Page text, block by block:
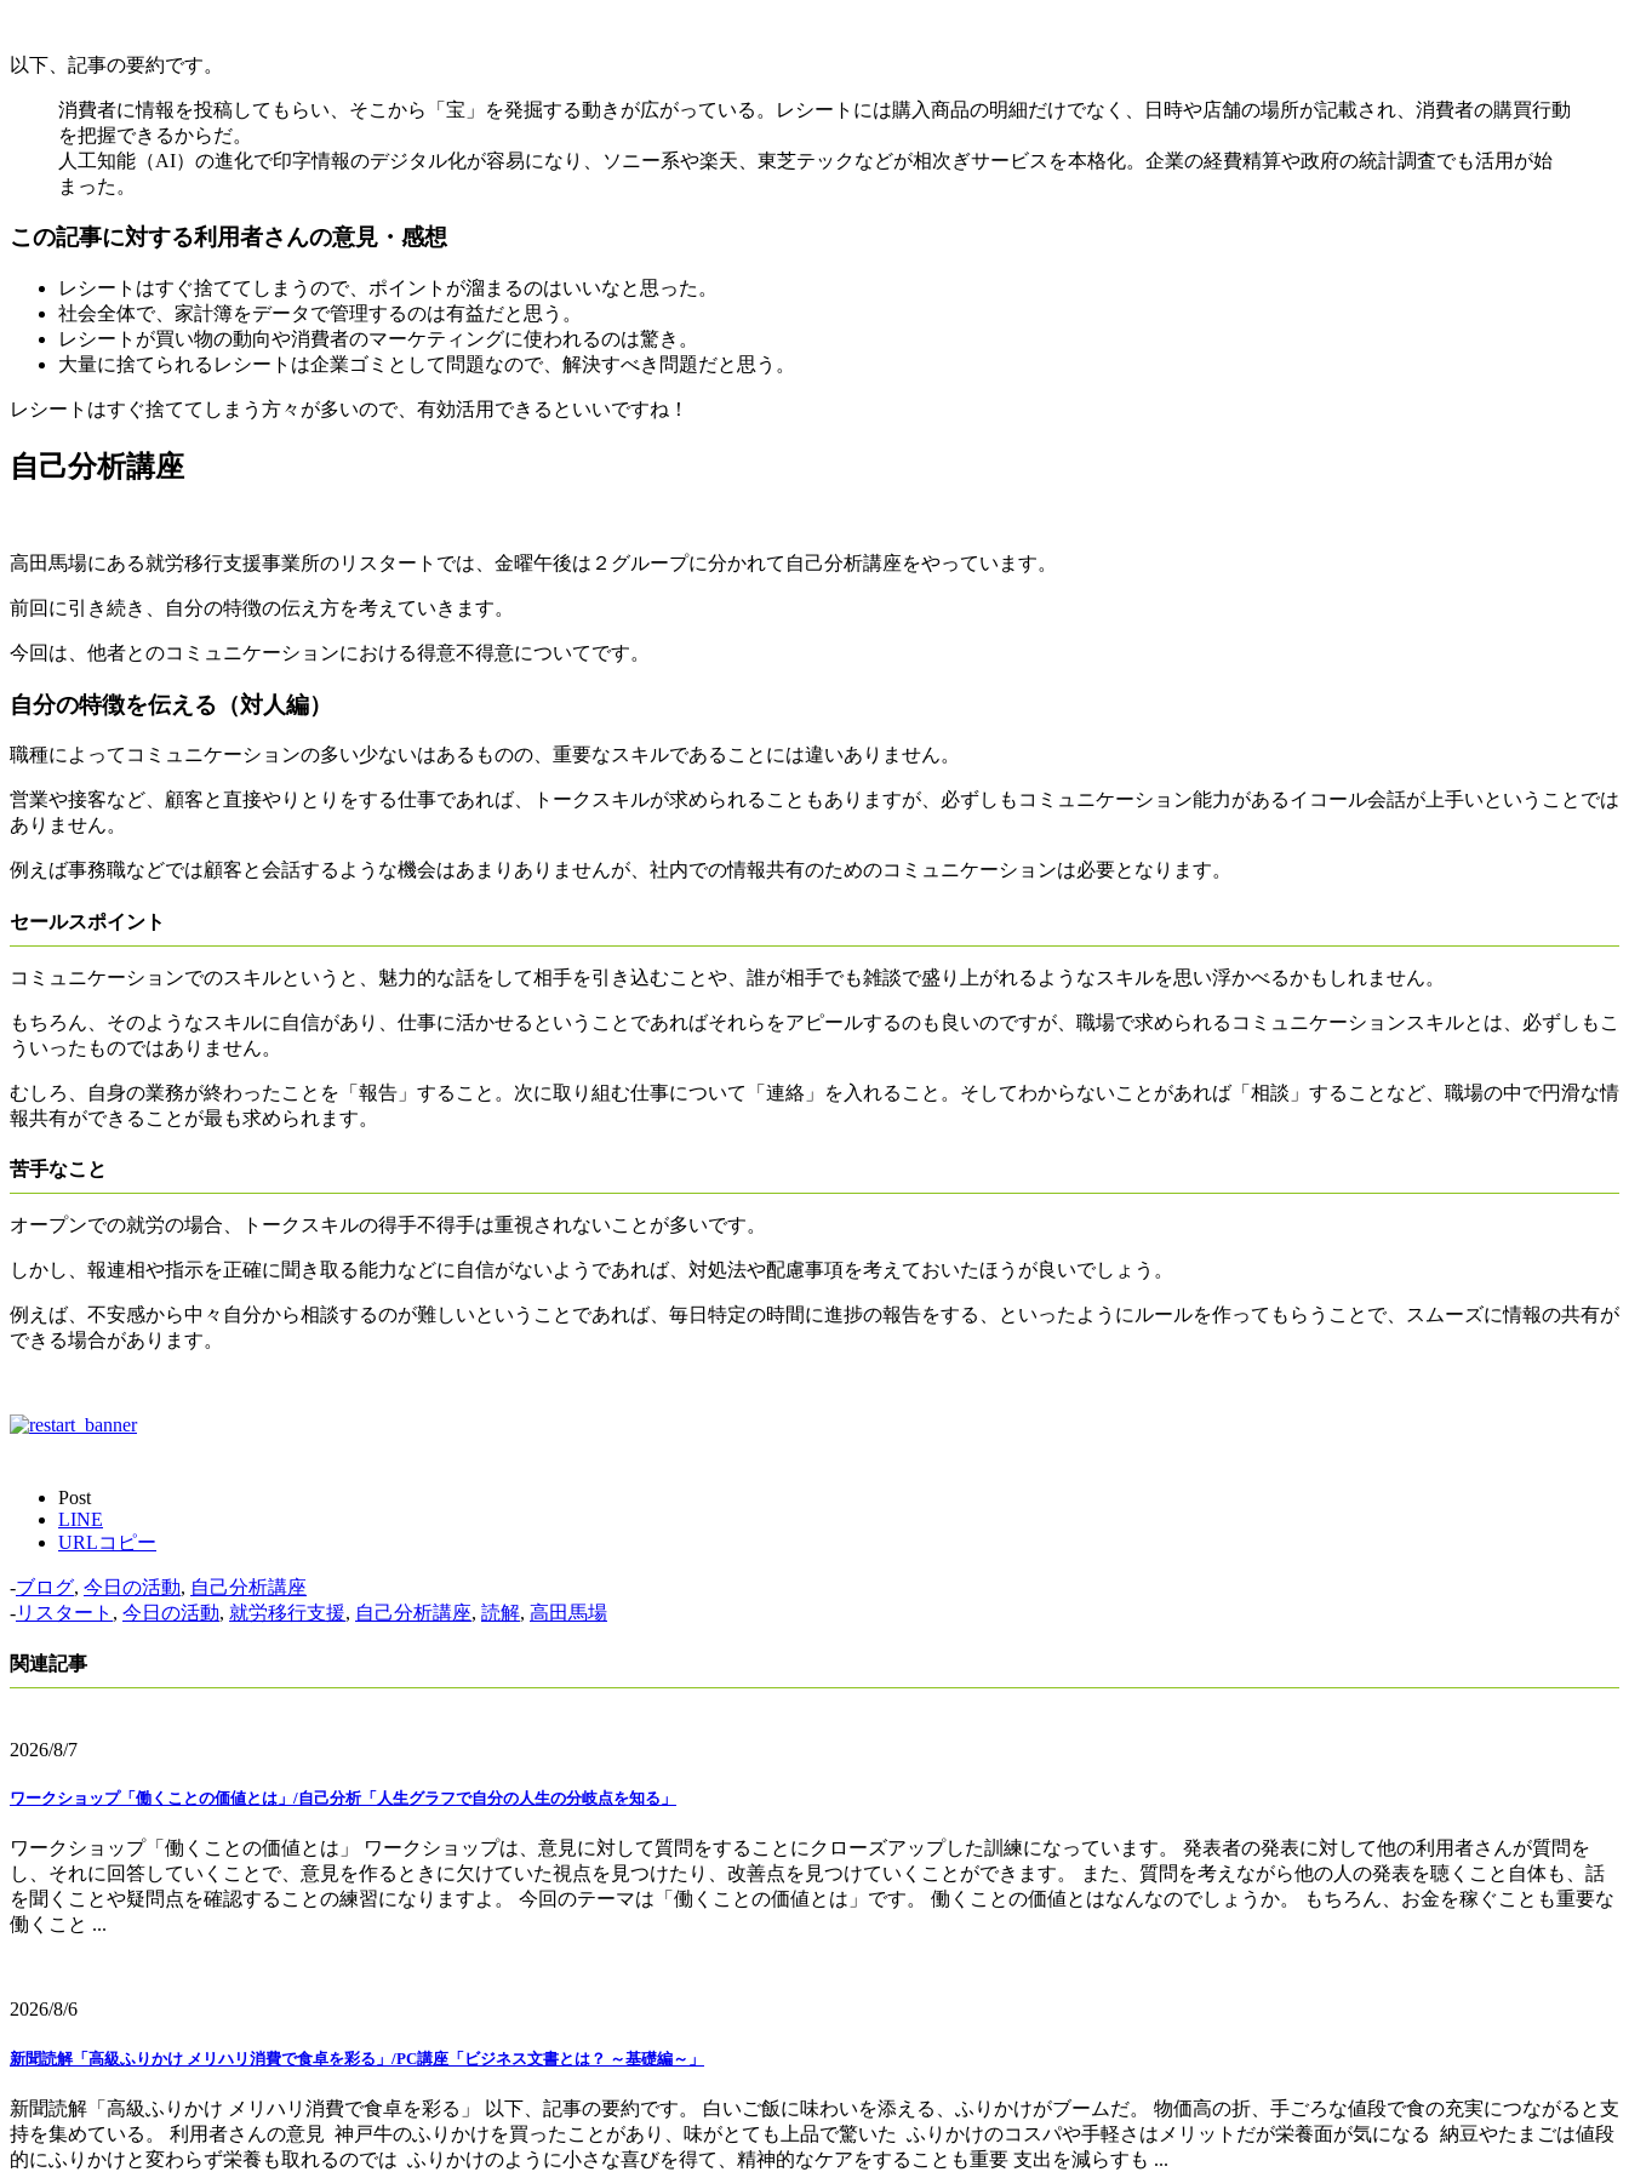
以下、記事の要約です。
消費者に情報を投稿してもらい、そこから「宝」を発掘する動きが広がっている。レシートには購入商品の明細だけでなく、日時や店舗の場所が記載され、消費者の購買行動
を把握できるからだ。
人工知能（AI）の進化で印字情報のデジタル化が容易になり、ソニー系や楽天、東芝テックなどが相次ぎサービスを本格化。企業の経費精算や政府の統計調査でも活用が始
まった。
この記事に対する利用者さんの意見・感想
レシートはすぐ捨ててしまうので、ポイントが溜まるのはいいなと思った。
社会全体で、家計簿をデータで管理するのは有益だと思う。
レシートが買い物の動向や消費者のマーケティングに使われるのは驚き。
大量に捨てられるレシートは企業ゴミとして問題なので、解決すべき問題だと思う。
レシートはすぐ捨ててしまう方々が多いので、有効活用できるといいですね！
自己分析講座
高田馬場にある就労移行支援事業所のリスタートでは、金曜午後は２グループに分かれて自己分析講座をやっています。
前回に引き続き、自分の特徴の伝え方を考えていきます。
今回は、他者とのコミュニケーションにおける得意不得意についてです。
自分の特徴を伝える（対人編）
職種によってコミュニケーションの多い少ないはあるものの、重要なスキルであることには違いありません。
営業や接客など、顧客と直接やりとりをする仕事であれば、トークスキルが求められることもありますが、必ずしもコミュニケーション能力があるイコール会話が上手いということでは
ありません。
例えば事務職などでは顧客と会話するような機会はあまりありませんが、社内での情報共有のためのコミュニケーションは必要となります。
セールスポイント
コミュニケーションでのスキルというと、魅力的な話をして相手を引き込むことや、誰が相手でも雑談で盛り上がれるようなスキルを思い浮かべるかもしれません。
もちろん、そのようなスキルに自信があり、仕事に活かせるということであればそれらをアピールするのも良いのですが、職場で求められるコミュニケーションスキルとは、必ずしもこ
ういったものではありません。
むしろ、自身の業務が終わったことを「報告」すること。次に取り組む仕事について「連絡」を入れること。そしてわからないことがあれば「相談」することなど、職場の中で円滑な情
報共有ができることが最も求められます。
苦手なこと
オープンでの就労の場合、トークスキルの得手不得手は重視されないことが多いです。
しかし、報連相や指示を正確に聞き取る能力などに自信がないようであれば、対処法や配慮事項を考えておいたほうが良いでしょう。
例えば、不安感から中々自分から相談するのが難しいということであれば、毎日特定の時間に進捗の報告をする、といったようにルールを作ってもらうことで、スムーズに情報の共有が
できる場合があります。
Post
LINE
URLコピー
-ブログ, 今日の活動, 自己分析講座
-リスタート , 今日の活動, 就労移行支援, 自己分析講座, 読解, 高田馬場
関連記事
2026/8/7
ワークショップ「働くことの価値とは」/自己分析「人生グラフで自分の人生の分岐点を知る」
ワークショップ「働くことの価値とは」 ワークショップは、意見に対して質問をすることにクローズアップした訓練になっています。 発表者の発表に対して他の利用者さんが質問を
し、それに回答していくことで、意見を作るときに欠けていた視点を見つけたり、改善点を見つけていくことができます。 また、質問を考えながら他の人の発表を聴くこと自体も、話
を聞くことや疑問点を確認することの練習になりますよ。 今回のテーマは「働くことの価値とは」です。 働くことの価値とはなんなのでしょうか。 もちろん、お金を稼ぐことも重要な
働くこと ...
2026/8/6
新聞読解「高級ふりかけ メリハリ消費で食卓を彩る」/PC講座「ビジネス文書とは？ ～基礎編～」
新聞読解「高級ふりかけ メリハリ消費で食卓を彩る」 以下、記事の要約です。 白いご飯に味わいを添える、ふりかけがブームだ。 物価高の折、手ごろな値段で食の充実につながると支
持を集めている。 利用者さんの意見 神戸牛のふりかけを買ったことがあり、味がとても上品で驚いた ふりかけのコスパや手軽さはメリットだが栄養面が気になる 納豆やたまごは値段
的にふりかけと変わらず栄養も取れるのでは ふりかけのように小さな喜びを得て、精神的なケアをすることも重要 支出を減らすも ...